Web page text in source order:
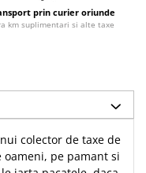
prin curier oriunde
km suplimentari si alte taxe
colector de taxe de
pe pamant si